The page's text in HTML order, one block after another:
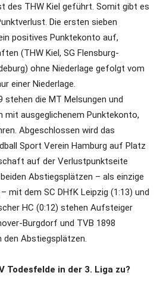
des THW Kiel geführt. Somit gibt es
Die ersten sieben
positives Punktekonto auf,
(THW Kiel, SG Flensburg-
ohne Niederlage gefolgt vom
einer Niederlage.
stehen die MT Melsungen und
mit ausgeglichenem Punktekonto,
Abgeschlossen wird das
Sport Verein Hamburg auf Platz
auf der Verlustpunktseite
Abstiegsplätzen – als einzige
mit dem SC DHfK Leipzig (1:13) und
HC (0:12) stehen Aufsteiger
Burgdorf und TVB 1898
Abstiegsplätzen.
Todesfelde in der 3. Liga zu?